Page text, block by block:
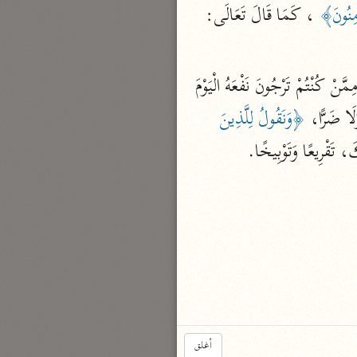
نحو مجلد
السعدي (١٣٧٦ هـ)
نحو ٤ مجلدات
أيسر التفاسير
أبو بكر الجزائري (١٤٣٩ هـ)
، كَمَا قَالَ تَعَالَى:
ضَرًّا،
وَتَوْبِيخًا.
أغلق